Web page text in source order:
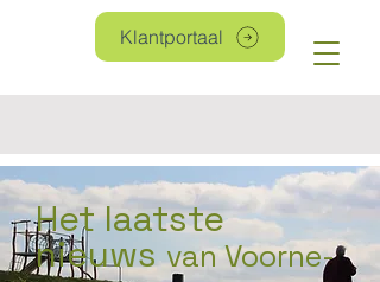
Klantportaal
Het laatste
nieuwsvan Voorne-